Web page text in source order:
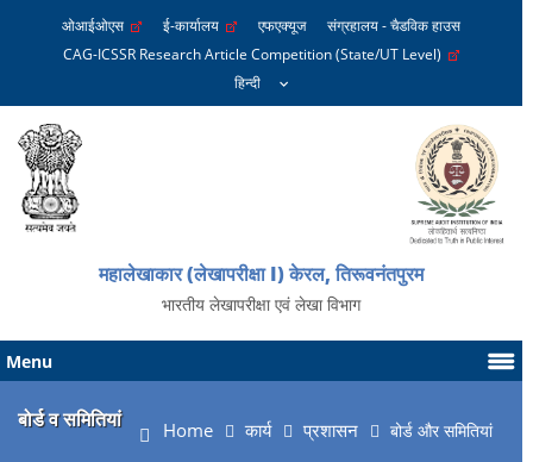
ओआईओएस ई-कार्यालय एफएक्यूज
संग्रहालय - चैडविक हाउस
CAG-ICSSR Research Article Competition (State/UT Level)
महालेखाकार (लेखापरीक्षा I) केरल, तिरूवनंतपुरम
भारतीय लेखापरीक्षा एवं लेखा विभाग
Menu
बोर्ड व समितियां Home कार्य प्रशासन बोर्ड और समितियां